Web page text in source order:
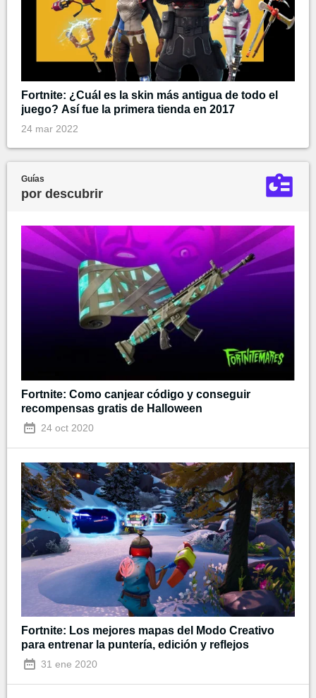
Fortnite: ¿Cuál es la skin más antigua de todo el
juego? Así fue la primera tienda en 2017
24 mar 2022
Guías
por descubrir
Fortnite: Como canjear código y conseguir
recompensas gratis de Halloween
24 oct 2020
Fortnite: Los mejores mapas del Modo Creativo
para entrenar la puntería, edición y reflejos
31 ene 2020